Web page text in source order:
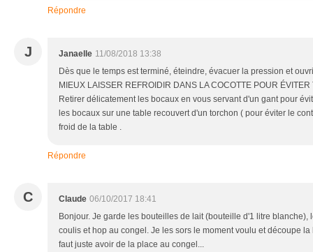
Répondre
J Janaelle 11/08/2018 13:38
Dès que le temps est terminé, éteindre, évacuer la pression et
MIEUX LAISSER REFROIDIR DANS LA COCOTTE POUR
Retirer délicatement les bocaux en vous servant d'un gant pour
les bocaux sur une table recouvert d'un torchon ( pour éviter le
froid de la table .
Répondre
C Claude 06/10/2017 18:41
Bonjour. Je garde les bouteilles de lait (bouteille d'1 litre blanche),
coulis et hop au congel. Je les sors le moment voulu et découpe
faut juste avoir de la place au congel...